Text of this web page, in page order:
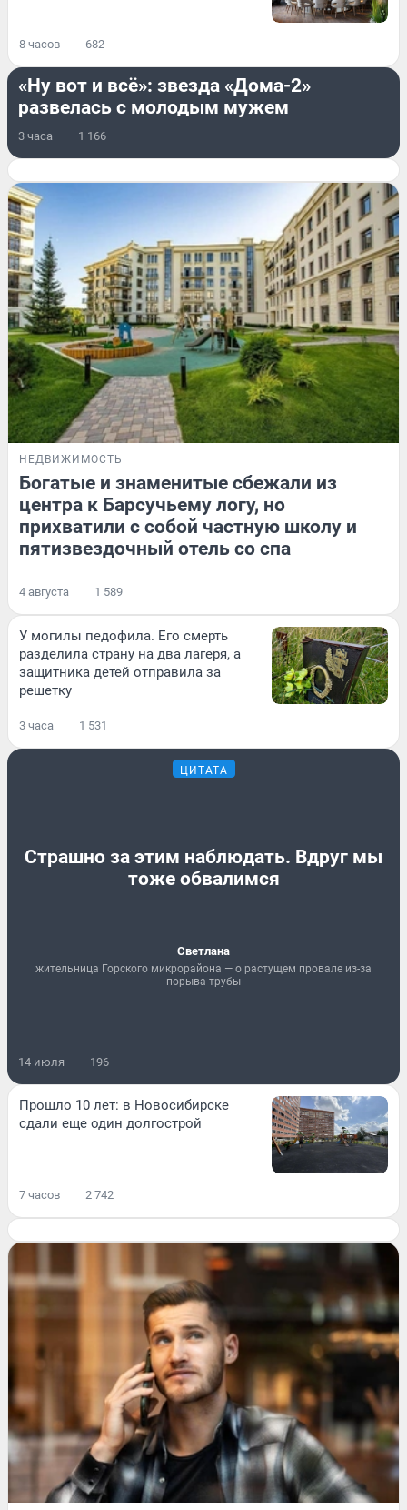
8 часов 682
«Ну вот и всё»: звезда «Дома-2»
развелась с молодым мужем
3 часа 1 166
НЕДВИЖИМОСТЬ
Богатые и знаменитые сбежали из
центра к Барсучьему логу, но
прихватили с собой частную школу и
пятизвездочный отель со спа
4 августа 1 589
У могилы педофила. Его смерть
разделила страну на два лагеря, а
защитника детей отправила за
решетку
3 часа 1 531
ЦИТАТА
Страшно за этим наблюдать. Вдруг мы
тоже обвалимся
Светлана
жительница Горского микрорайона — о растущем провале из-за
порыва трубы
14 июля 196
Прошло 10 лет: в Новосибирске
сдали еще один долгострой
7 часов 2 742